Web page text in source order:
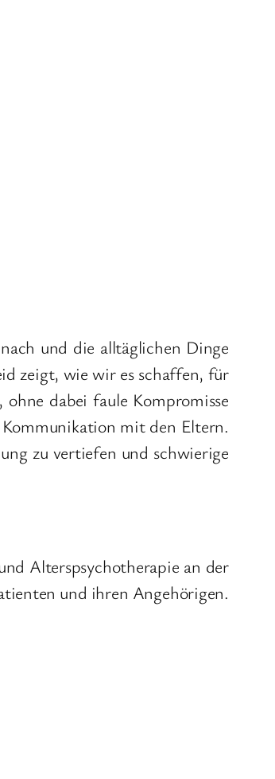
und die alltäglichen Dinge
zeigt, wie wir es schaffen, für
dabei faule Kompromisse
mit den Eltern.
zu vertiefen und schwierige
Alterspsychotherapie an der
und ihren Angehörigen.